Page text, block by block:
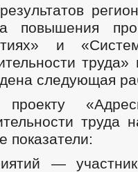
повышения
и
следующая
труда
показатели:
—